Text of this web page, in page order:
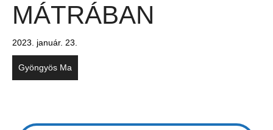
MÁTRÁBAN
2023. január. 23.
Gyöngyös Ma